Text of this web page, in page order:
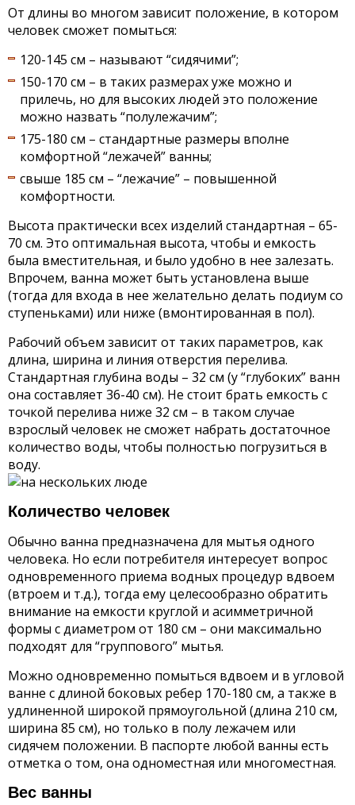
От длины во многом зависит положение, в котором
человек сможет помыться:
120-145 см – называют “сидячими”;
150-170 см – в таких размерах уже можно и
прилечь, но для высоких людей это положение
можно назвать “полулежачим”;
175-180 см – стандартные размеры вполне
комфортной “лежачей” ванны;
свыше 185 см – “лежачие” – повышенной
комфортности.
Высота практически всех изделий стандартная – 65-
70 см. Это оптимальная высота, чтобы и емкость
была вместительная, и было удобно в нее залезать.
Впрочем, ванна может быть установлена выше
(тогда для входа в нее желательно делать подиум со
ступеньками) или ниже (вмонтированная в пол).
Рабочий объем зависит от таких параметров, как
длина, ширина и линия отверстия перелива.
Стандартная глубина воды – 32 см (у “глубоких” ванн
она составляет 36-40 см). Не стоит брать емкость с
точкой перелива ниже 32 см – в таком случае
взрослый человек не сможет набрать достаточное
количество воды, чтобы полностью погрузиться в
воду.
Количество человек
Обычно ванна предназначена для мытья одного
человека. Но если потребителя интересует вопрос
одновременного приема водных процедур вдвоем
(втроем и т.д.), тогда ему целесообразно обратить
внимание на емкости круглой и асимметричной
формы с диаметром от 180 см – они максимально
подходят для “группового” мытья.
Можно одновременно помыться вдвоем и в угловой
ванне с длиной боковых ребер 170-180 см, а также в
удлиненной широкой прямоугольной (длина 210 см,
ширина 85 см), но только в полу лежачем или
сидячем положении. В паспорте любой ванны есть
отметка о том, она одноместная или многоместная.
Вес ванны